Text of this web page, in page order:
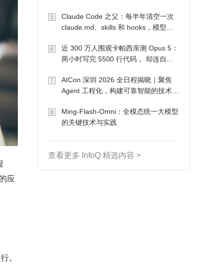
应
。
5
Claude Code 之父：每半年清空一次
claude.md、skills 和 hooks，模型自
6
近 300 万人围观卡帕西亲测 Opus 5：
两小时写完 5500 行代码， 却连自己
7
AICon 深圳 2026 全日程揭晓｜聚焦
Agent 工程化，构建可靠智能的技术路
8
Ming-Flash-Omni：全模态统一大模型
的关键技术与实践
查看更多 InfoQ 精选内容 >